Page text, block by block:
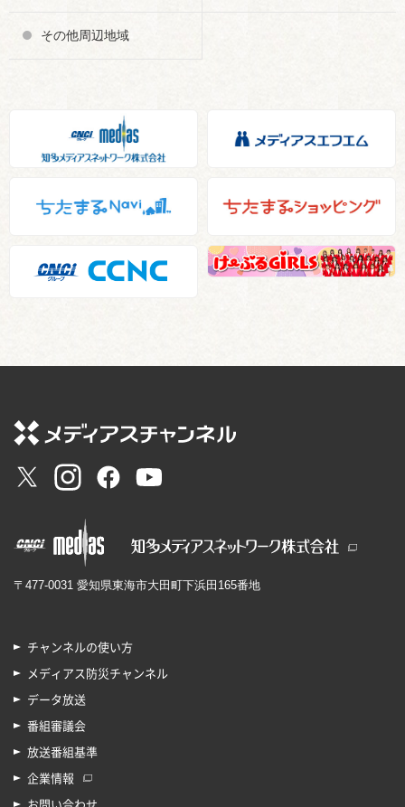
その他周辺地域
〒477-0031 愛知県東海市大田町下浜田165番地
チャンネルの使い方
メディアス防災チャンネル
データ放送
番組審議会
放送番組基準
企業情報
お問い合わせ